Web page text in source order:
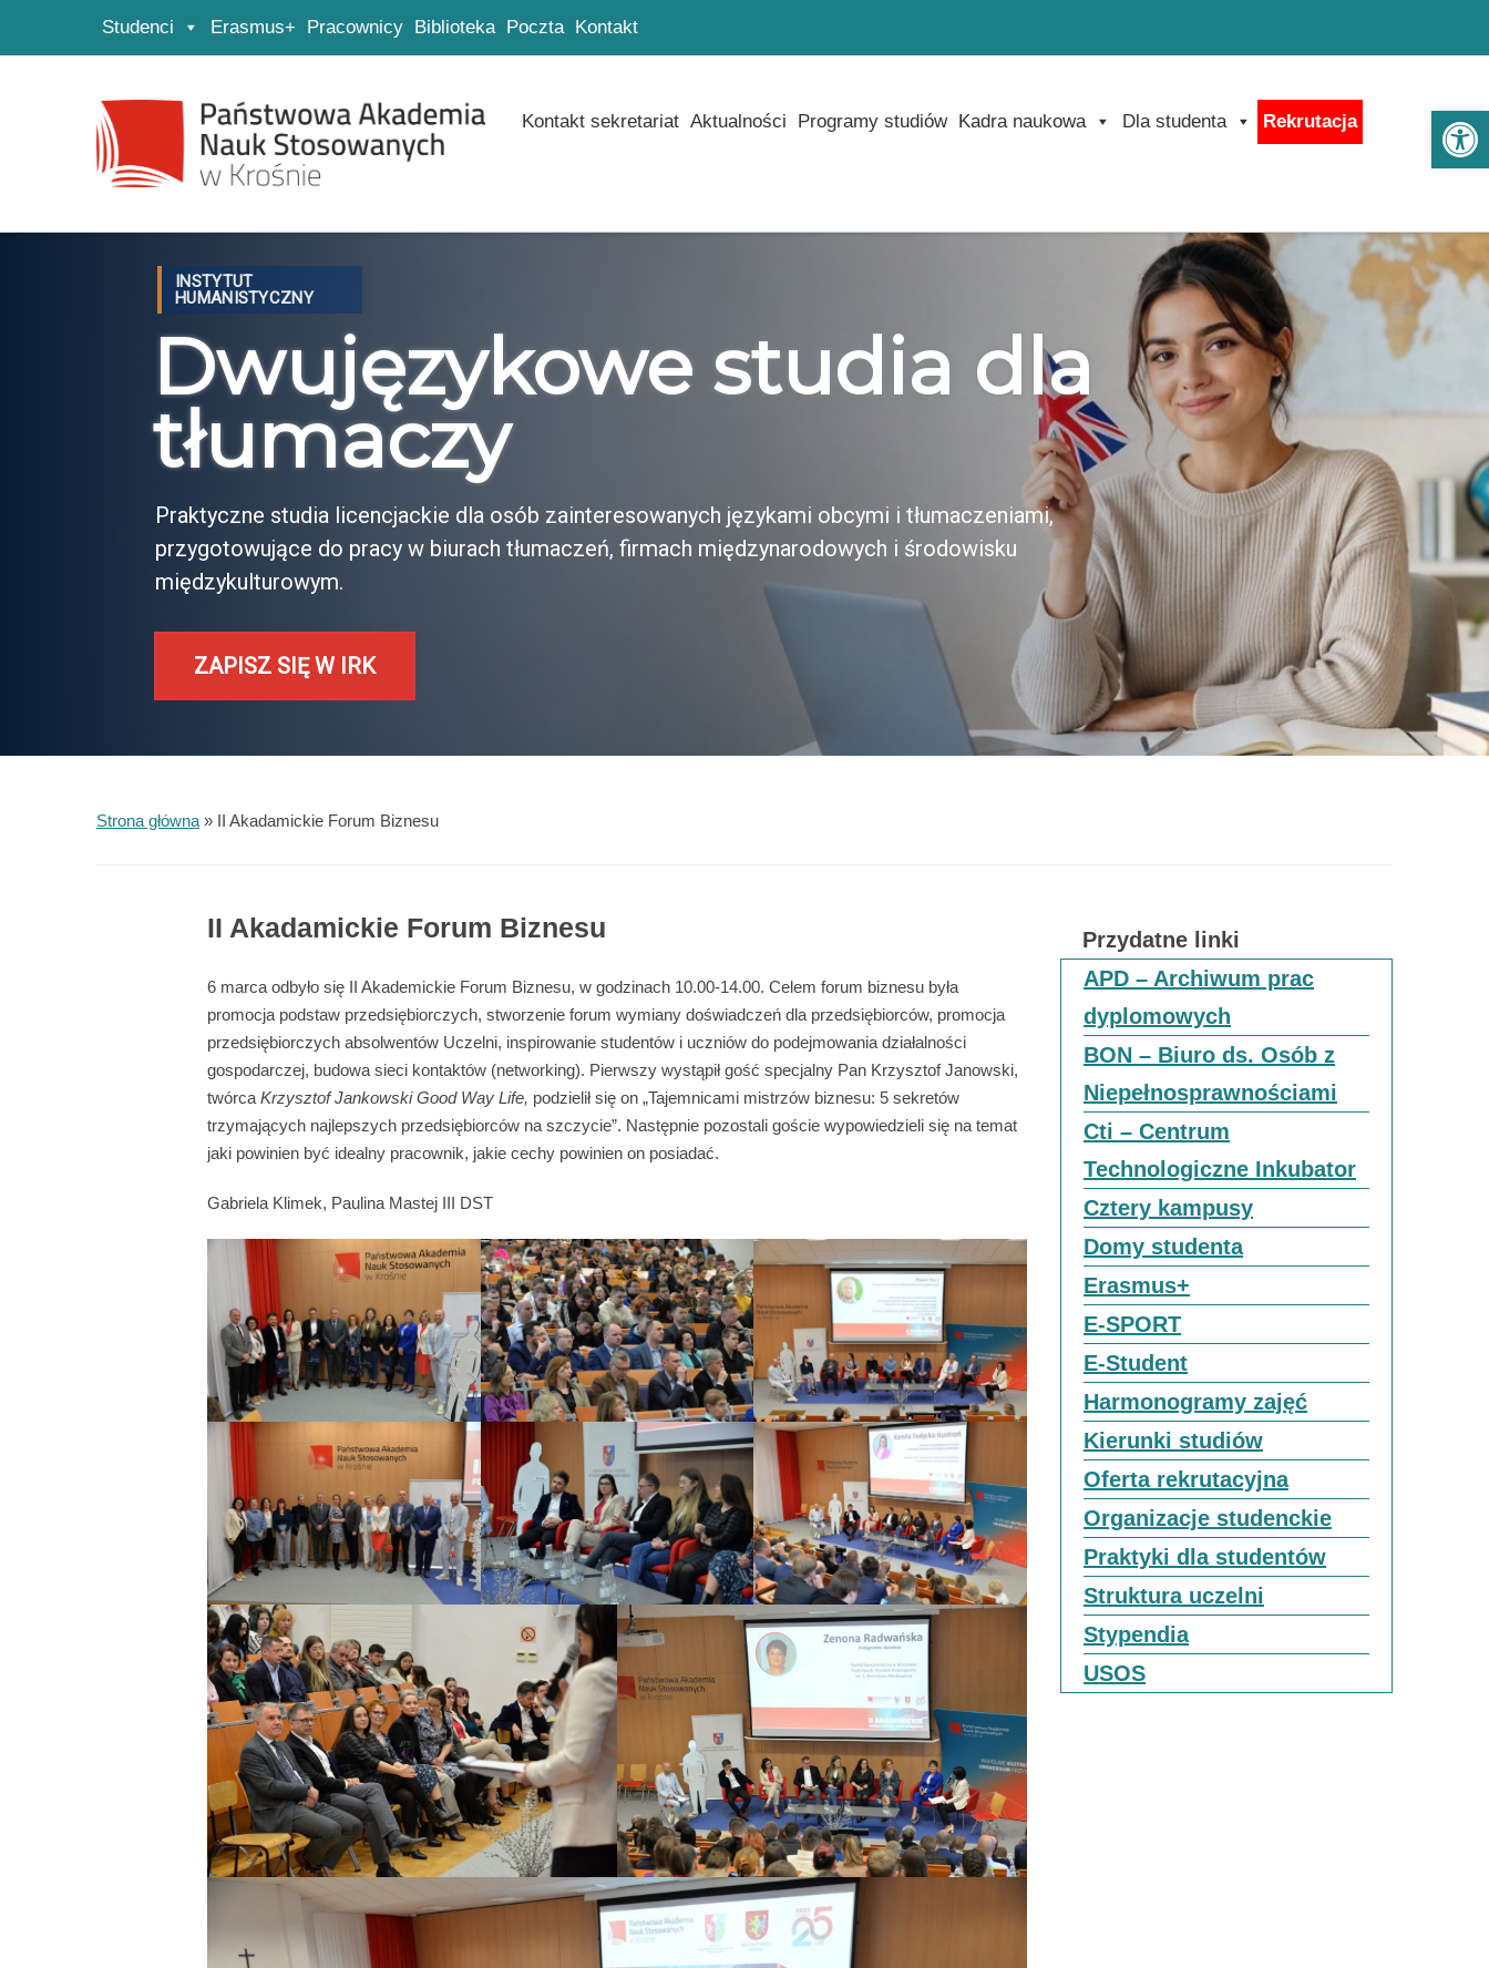
Strona główna
Przejdź do wyszukiwarki
Przejdź do menu głównego
Studenci Erasmus+ Pracownicy Biblioteka Poczta Kontakt
Kontakt sekretariat Aktualności Programy studiów Kadra naukowa Dla studenta Rekrutacja
INSTYTUT
HUMANISTYCZNY
Dwujęzykowe studia dla
tłumaczy
Praktyczne studia licencjackie dla osób zainteresowanych językami obcymi i tłumaczeniami,
przygotowujące do pracy w biurach tłumaczeń, firmach międzynarodowych i środowisku
międzykulturowym.
ZAPISZ SIĘ W IRK
Strona główna » II Akadamickie Forum Biznesu
II Akadamickie Forum Biznesu
6 marca odbyło się II Akademickie Forum Biznesu, w godzinach 10.00-14.00. Celem forum biznesu była
promocja podstaw przedsiębiorczych, stworzenie forum wymiany doświadczeń dla przedsiębiorców, promocja
przedsiębiorczych absolwentów Uczelni, inspirowanie studentów i uczniów do podejmowania działalności
gospodarczej, budowa sieci kontaktów (networking). Pierwszy wystąpił gość specjalny Pan Krzysztof Janowski,
twórca Krzysztof Jankowski Good Way Life, podzielił się on „Tajemnicami mistrzów biznesu: 5 sekretów
trzymających najlepszych przedsiębiorców na szczycie”. Następnie pozostali goście wypowiedzieli się na temat
jaki powinien być idealny pracownik, jakie cechy powinien on posiadać.
Gabriela Klimek, Paulina Mastej III DST
Przydatne linki
APD – Archiwum prac
dyplomowych
BON – Biuro ds. Osób z
Niepełnosprawnościami
Cti – Centrum
Technologiczne Inkubator
Cztery kampusy
Domy studenta
Erasmus+
E-SPORT
E-Student
Harmonogramy zajęć
Kierunki studiów
Oferta rekrutacyjna
Organizacje studenckie
Praktyki dla studentów
Struktura uczelni
Stypendia
USOS